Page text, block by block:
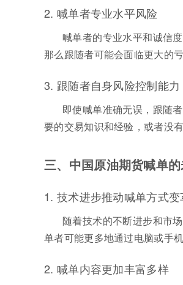
2. 喊单者专业水平风险
喊单者的专业水平和诚信
那么跟随者可能会面临更大的
3. 跟随者自身风险控制能力
即使喊单准确无误，跟随
要的交易知识和经验，或者没
三、中国原油期货喊单
1. 技术进步推动喊单方式变
随着技术的不断进步和市
单者可能更多地通过电脑或手
2. 喊单内容更加丰富多样